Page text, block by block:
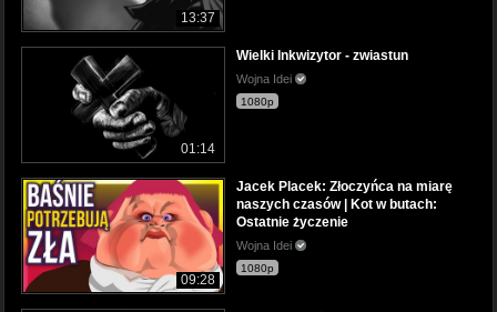
13:37
01:14
Wielki Inkwizytor - zwiastun
Wojna Idei
1080p
09:28
Jacek Placek: Złoczyńca na miarę
naszych czasów | Kot w butach:
Ostatnie życzenie
Wojna Idei
1080p